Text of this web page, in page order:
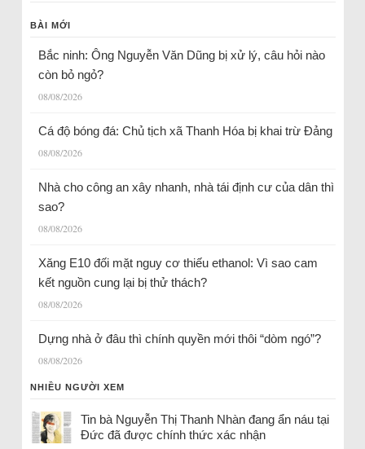
BÀI MỚI
Bắc ninh: Ông Nguyễn Văn Dũng bị xử lý, câu hỏi nào
còn bỏ ngỏ?
08/08/2026
Cá độ bóng đá: Chủ tịch xã Thanh Hóa bị khai trừ Đảng
08/08/2026
Nhà cho công an xây nhanh, nhà tái định cư của dân thì
sao?
08/08/2026
Xăng E10 đối mặt nguy cơ thiếu ethanol: Vì sao cam
kết nguồn cung lại bị thử thách?
08/08/2026
Dựng nhà ở đâu thì chính quyền mới thôi “dòm ngó”?
08/08/2026
NHIỀU NGƯỜI XEM
Tin bà Nguyễn Thị Thanh Nhàn đang ẩn náu tại
Đức đã được chính thức xác nhận